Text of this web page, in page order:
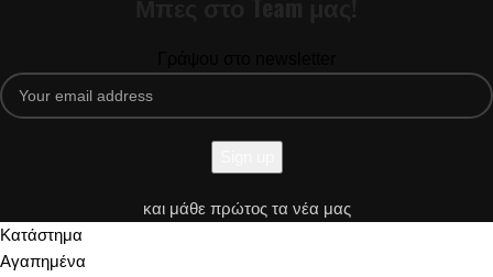
και μάθε πρώτος τα νέα μας
Κατάστημα
Αγαπημένα